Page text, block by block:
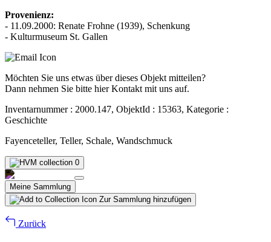
Provenienz:
- 11.09.2000: Renate Frohne (1939), Schenkung
- Kulturmuseum St. Gallen
Möchten Sie uns etwas über dieses Objekt mitteilen?
Dann nehmen Sie bitte hier Kontakt mit uns auf.
Inventarnummer : 2000.147, ObjektId : 15363, Kategorie :
Geschichte
Fayenceteller, Teller, Schale, Wandschmuck
0
Meine Sammlung
Zur Sammlung hinzufügen
Zurück